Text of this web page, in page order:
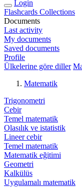
Login
Flashcards Collections
Documents
Last activity
My documents
Saved documents
Profile
Ülkelerine göre diller
Matematik
Trigonometri
Cebir
Temel matematik
Olasılık ve istatistik
Lineer cebir
Temel matematik
Matematik eğitimi
Geometri
Kalkülüs
Uygulamalı matematik